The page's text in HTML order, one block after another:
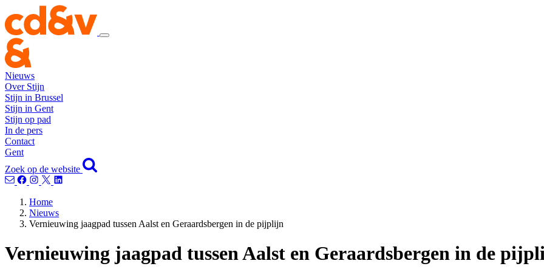
Nieuws
Over Stijn
Stijn in Brussel
Stijn in Gent
Stijn op pad
In de pers
Contact
Gent
Zoek op de website
Home
Nieuws
Vernieuwing jaagpad tussen Aalst en Geraardsbergen in de pijplijn
Vernieuwing jaagpad tussen Aalst en Geraardsbergen in de